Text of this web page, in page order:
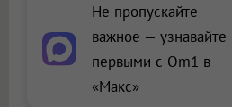
Не пропускайте
важное — узнавайте
первыми с Om1 в
«Макс»